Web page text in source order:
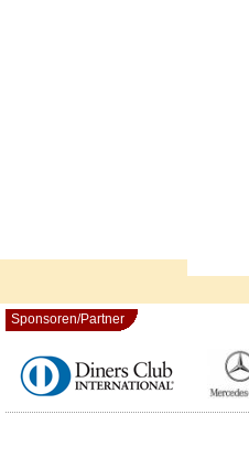
Sponsoren/Partner